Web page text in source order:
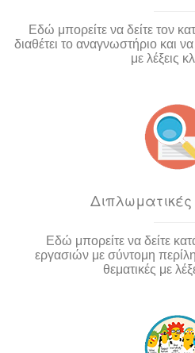
Εδώ μπορείτε να δείτε τον
διαθέτει το αναγνωστήριο και
με λέξεις
Εδώ μπορείτε να δείτε
εργασιών με σύντομη
θεματικές με